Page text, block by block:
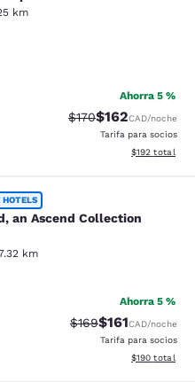
km
estrellas. Muy bueno. 1312
Ahorra 5 %
Precio tachado:
$170Precio con
$162CAD/noche
Tarifa para socios
Ver detalles
$192 total
Ascend
HOTELS
an Ascend Collection
km
estrellas. Bueno. 25 reseñas
Ahorra 5 %
Precio tachado:
$169Precio con
$161CAD/noche
Tarifa para socios
Ver detalles
$190 total